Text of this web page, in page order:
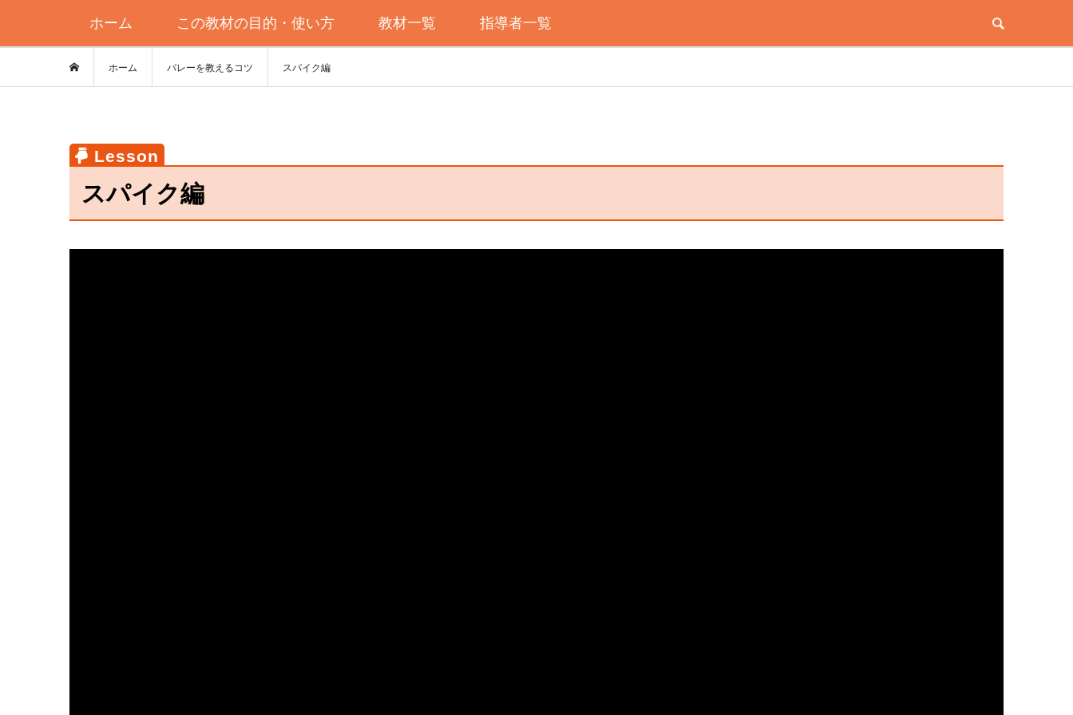
ホーム この教材の目的・使い方 教材一覧 指導者一覧
ホーム バレーを教えるコツ スパイク編
スパイク編